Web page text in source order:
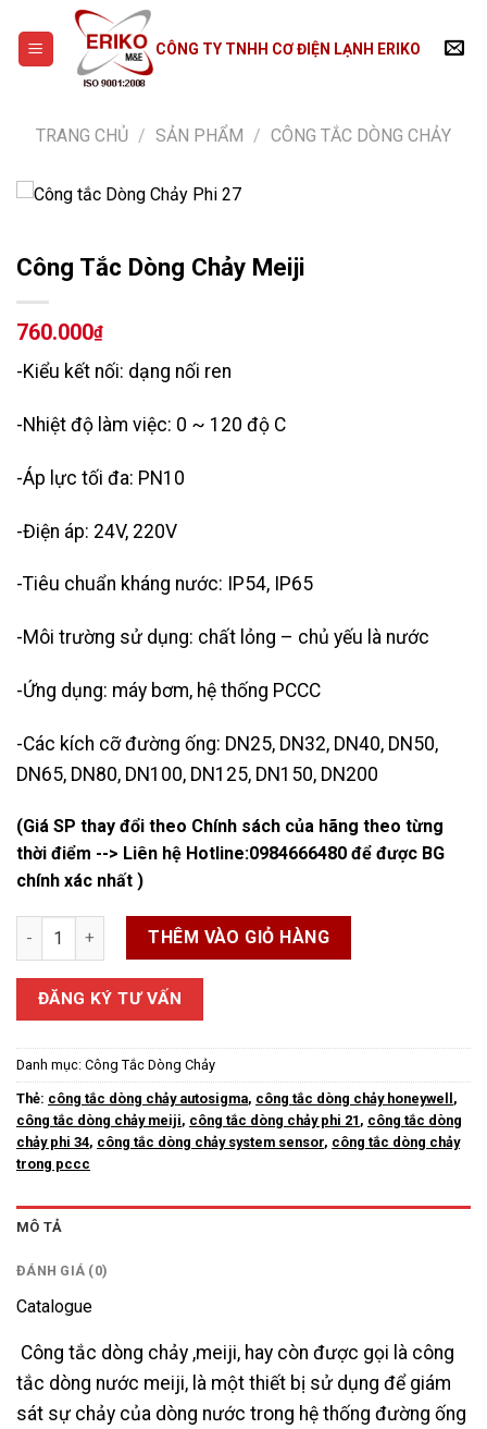
content
CÔNG TY TNHH CƠ ĐIỆN LẠNH ERIKO
TRANG CHỦ / SẢN PHẨM / CÔNG TẮC DÒNG CHẢY
Công Tắc Dòng Chảy Meiji
760.000₫
-Kiểu kết nối: dạng nối ren
-Nhiệt độ làm việc: 0 ~ 120 độ C
-Áp lực tối đa: PN10
-Điện áp: 24V, 220V
-Tiêu chuẩn kháng nước: IP54, IP65
-Môi trường sử dụng: chất lỏng – chủ yếu là nước
-Ứng dụng: máy bơm, hệ thống PCCC
-Các kích cỡ đường ống: DN25, DN32, DN40, DN50,
DN65, DN80, DN100, DN125, DN150, DN200
(Giá SP thay đổi theo Chính sách của hãng theo từng
thời điểm --> Liên hệ Hotline:0984666480 để được BG
chính xác nhất )
Công Tắc Dòng Chảy Meiji số lượng
THÊM VÀO GIỎ HÀNG
ĐĂNG KÝ TƯ VẤN
Danh mục: Công Tắc Dòng Chảy
Thẻ: công tắc dòng chảy autosigma, công tắc dòng chảy honeywell ,
công tắc dòng chảy meiji, công tắc dòng chảy phi 21 , công tắc dòng
chảy phi 34, công tắc dòng chảy system sensor, công tắc dòng chảy
trong pccc
MÔ TẢ
ĐÁNH GIÁ (0)
Catalogue
Công tắc dòng chảy ,meiji, hay còn được gọi là công
tắc dòng nước meiji, là một thiết bị sử dụng để giám
sát sự chảy của dòng nước trong hệ thống đường ống